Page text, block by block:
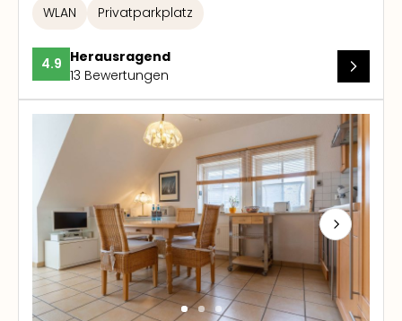
WLAN
Privatparkplatz
4.9 Herausragend
13 Bewertungen
Next